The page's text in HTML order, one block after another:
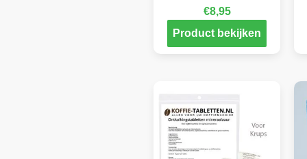
€8,95
Product bekijken